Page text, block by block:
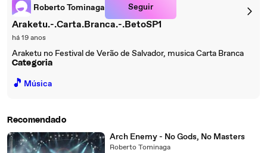
Roberto Tominaga Seguir
Araketu.-.Carta.Branca.-.BetoSP1
há 19 anos
Araketu no Festival de Verão de Salvador, musica Carta Branca
Categoria
🎵 Música
Recomendado
Arch Enemy - No Gods, No Masters
Roberto Tominaga